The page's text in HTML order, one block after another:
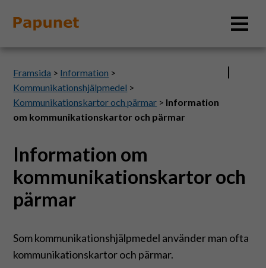
Information
Material
Bildverktyg
Framsida > Information >
Kommunikationshjälpmedel >
Kommunikationskartor och pärmar > Information
om kommunikationskartor och pärmar
Information om
kommunikationskartor och
pärmar
Som kommunikationshjälpmedel använder man ofta
kommunikationskartor och pärmar.